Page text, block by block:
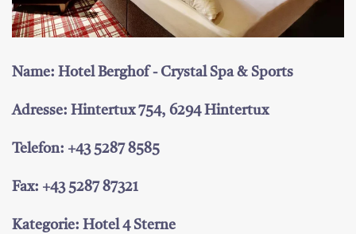
Name: Hotel Berghof - Crystal Spa & Sports
Adresse: Hintertux 754, 6294 Hintertux
Telefon: +43 5287 8585
Fax: +43 5287 87321
Kategorie: Hotel 4 Sterne